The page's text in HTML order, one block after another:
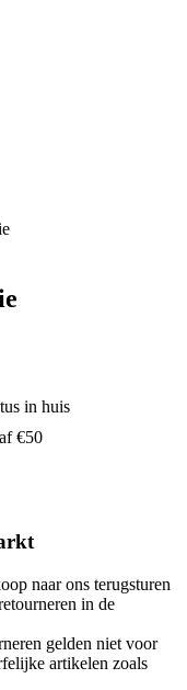
in huis
€50
naar ons terugsturen
in de
gelden niet voor
artikelen zoals